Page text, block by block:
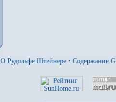
О Рудольфе Штейнере · Содержание